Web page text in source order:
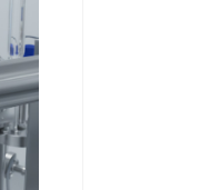
de obra
Peças, o